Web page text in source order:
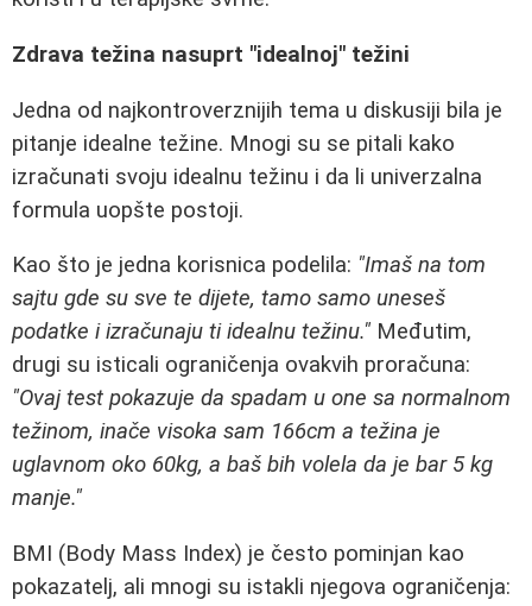
Zdrava težina nasuprt "idealnoj" težini
Jedna od najkontroverznijih tema u diskusiji bila je
pitanje idealne težine. Mnogi su se pitali kako
izračunati svoju idealnu težinu i da li univerzalna
formula uopšte postoji.
Kao što je jedna korisnica podelila: "Imaš na tom
sajtu gde su sve te dijete, tamo samo uneseš
podatke i izračunaju ti idealnu težinu." Međutim,
drugi su isticali ograničenja ovakvih proračuna:
"Ovaj test pokazuje da spadam u one sa normalnom
težinom, inače visoka sam 166cm a težina je
uglavnom oko 60kg, a baš bih volela da je bar 5 kg
manje."
BMI (Body Mass Index) je često pominjan kao
pokazatelj, ali mnogi su istakli njegova ograničenja: